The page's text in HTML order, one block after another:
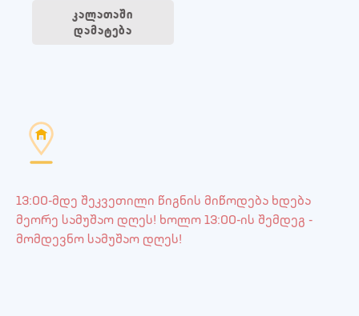
კალათაში
დამატება
13:00-მდე შეკვეთილი წიგნის მიწოდება ხდება
მეორე სამუშაო დღეს! ხოლო 13:00-ის შემდეგ -
მომდევნო სამუშაო დღეს!